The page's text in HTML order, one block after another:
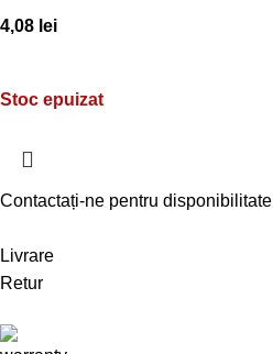
4,08 lei
Stoc epuizat
Contactați-ne pentru disponibilitate
Livrare
Retur